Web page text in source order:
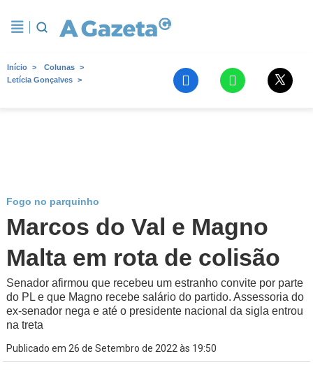
Início
Colunas
Letícia Gonçalves
Fogo no parquinho
Marcos do Val e Magno
Malta em rota de colisão
Senador afirmou que recebeu um estranho convite por parte
do PL e que Magno recebe salário do partido. Assessoria do
ex-senador nega e até o presidente nacional da sigla entrou
na treta
Publicado em 26 de Setembro de 2022 às 19:50